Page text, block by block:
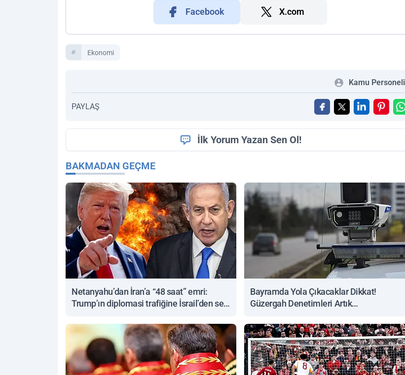
Facebook X.com
Ekonomi
Kamu Personeli
PAYLAŞ
İlk Yorum Yazan Sen Ol!
BAKMADAN GEÇME
Netanyahu’dan İran’a “48 saat” emri:
Trump’ın diplomasi trafiğine İsrail’den sert
Bayramda Yola Çıkacaklar Dikkat!
Güzergah Denetimleri Artık